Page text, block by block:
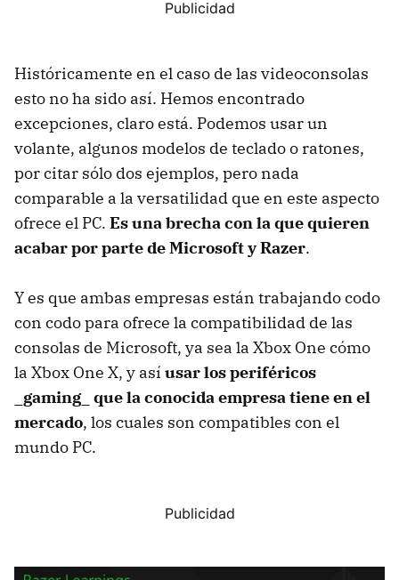
Históricamente en el caso de las videoconsolas
esto no ha sido así. Hemos encontrado
excepciones, claro está. Podemos usar un
volante, algunos modelos de teclado o ratones,
por citar sólo dos ejemplos, pero nada
comparable a la versatilidad que en este aspecto
ofrece el PC. Es una brecha con la que quieren
acabar por parte de Microsoft y Razer.
Y es que ambas empresas están trabajando codo
con codo para ofrece la compatibilidad de las
consolas de Microsoft, ya sea la Xbox One cómo
la Xbox One X, y así usar los periféricos
_gaming_ que la conocida empresa tiene en el
mercado, los cuales son compatibles con el
mundo PC.